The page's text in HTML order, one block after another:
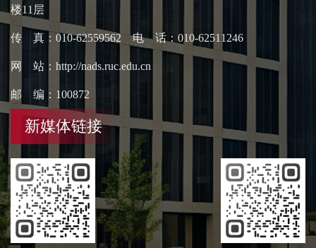
楼11层
传 真：010-62559562 电 话：010-62511246
网 站：http://nads.ruc.edu.cn
邮 编：100872
新媒体链接